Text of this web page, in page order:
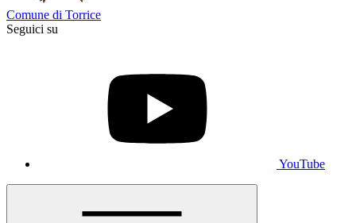
Comune di Torrice
Seguici su
YouTube